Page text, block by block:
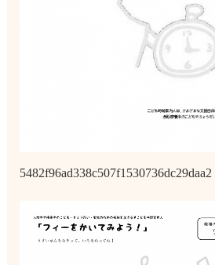
5482f96ad338c507f1530736dc29daa2